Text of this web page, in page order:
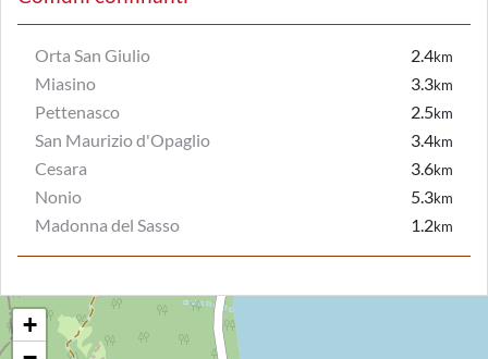
Orta San Giulio 2.4km
Miasino 3.3km
Pettenasco 2.5km
San Maurizio d'Opaglio 3.4km
Cesara 3.6km
Nonio 5.3km
Madonna del Sasso 1.2km
+